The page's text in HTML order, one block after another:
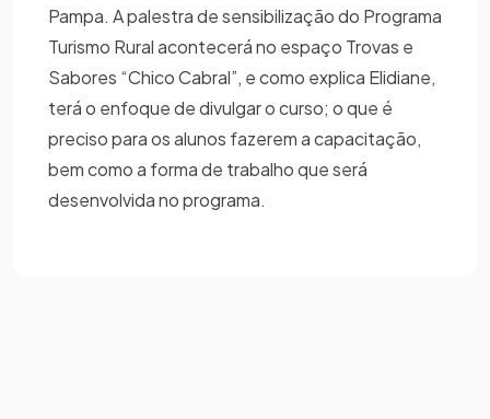
Pampa. A palestra de sensibilização do Programa
Turismo Rural acontecerá no espaço Trovas e
Sabores “Chico Cabral”, e como explica Elidiane,
terá o enfoque de divulgar o curso; o que é
preciso para os alunos fazerem a capacitação,
bem como a forma de trabalho que será
desenvolvida no programa.